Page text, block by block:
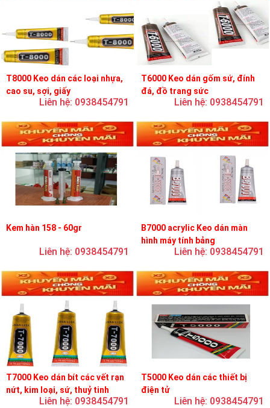
T8000 Keo dán các loại nhựa,
cao su, sợi, giấy
Liên hệ: 0938454791
T6000 Keo dán gốm sứ, đính
đá, đồ trang sức
Liên hệ: 0938454791
Kem hàn 158 - 60gr
Liên hệ: 0938454791
B7000 acrylic Keo dán màn
hình máy tính bảng
Liên hệ: 0938454791
T7000 Keo dán bít các vết rạn
nứt, kim loại, sứ, thuỷ tinh
Liên hệ: 0938454791
T5000 Keo dán các thiết bị
điện tử
Liên hệ: 0938454791